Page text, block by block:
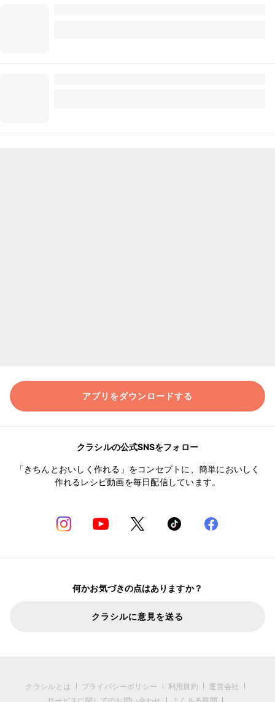
アプリをダウンロードする
クラシルの公式SNSをフォロー
「きちんとおいしく作れる」をコンセプトに、簡単においしく
作れるレシピ動画を毎日配信しています。
何かお気づきの点はありますか？
クラシルに意見を送る
クラシルとは プライバシーポリシー 利用規約
運営会社